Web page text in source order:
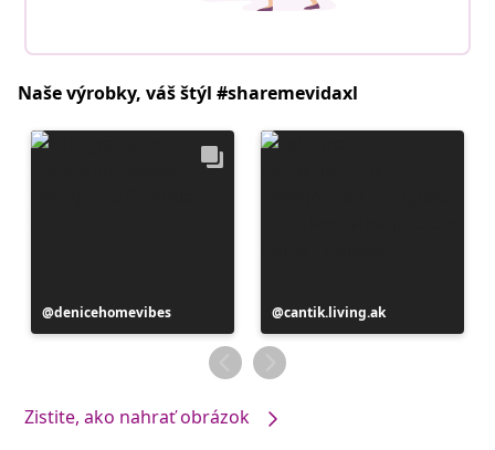
Naše výrobky, váš štýl #sharemevidaxl
Príspevok
zverejnil
denicehomevibes
Príspevok
zverejnil
cantik.living.ak
Zistite, ako nahrať obrázok